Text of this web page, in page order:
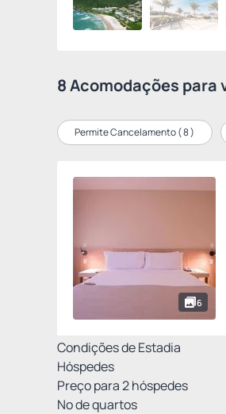
8 Acomodações
Permite Cancelamento (8)
6
Condições de Estadia
Hóspedes
Preço para2hóspedes
Nº de quartos